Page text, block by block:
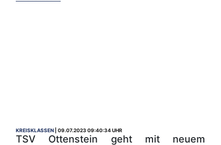
KREISKLASSEN 09.07.2023 09:40:34 UHR
TSV Ottenstein geht mit neuem